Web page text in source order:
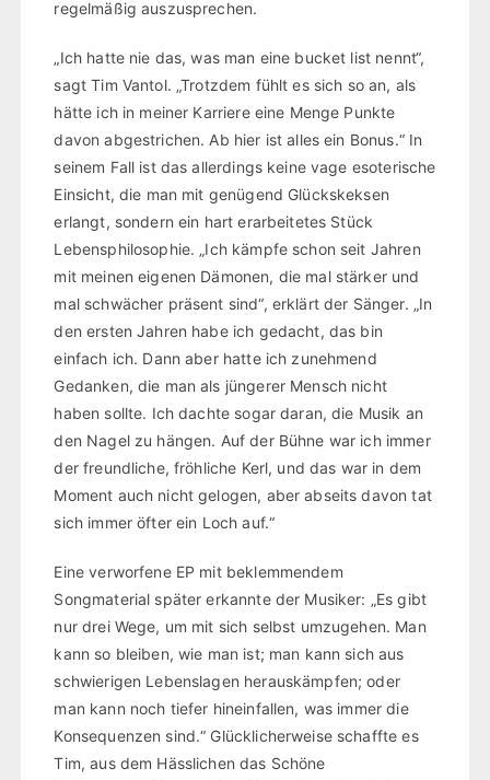
regelmäßig auszusprechen.
„Ich hatte nie das, was man eine bucket list nennt“,
sagt Tim Vantol. „Trotzdem fühlt es sich so an, als
hätte ich in meiner Karriere eine Menge Punkte
davon abgestrichen. Ab hier ist alles ein Bonus.“ In
seinem Fall ist das allerdings keine vage esoterische
Einsicht, die man mit genügend Glückskeksen
erlangt, sondern ein hart erarbeitetes Stück
Lebensphilosophie. „Ich kämpfe schon seit Jahren
mit meinen eigenen Dämonen, die mal stärker und
mal schwächer präsent sind“, erklärt der Sänger. „In
den ersten Jahren habe ich gedacht, das bin
einfach ich. Dann aber hatte ich zunehmend
Gedanken, die man als jüngerer Mensch nicht
haben sollte. Ich dachte sogar daran, die Musik an
den Nagel zu hängen. Auf der Bühne war ich immer
der freundliche, fröhliche Kerl, und das war in dem
Moment auch nicht gelogen, aber abseits davon tat
sich immer öfter ein Loch auf.“
Eine verworfene EP mit beklemmendem
Songmaterial später erkannte der Musiker: „Es gibt
nur drei Wege, um mit sich selbst umzugehen. Man
kann so bleiben, wie man ist; man kann sich aus
schwierigen Lebenslagen herauskämpfen; oder
man kann noch tiefer hineinfallen, was immer die
Konsequenzen sind.“ Glücklicherweise schaffte es
Tim, aus dem Hässlichen das Schöne